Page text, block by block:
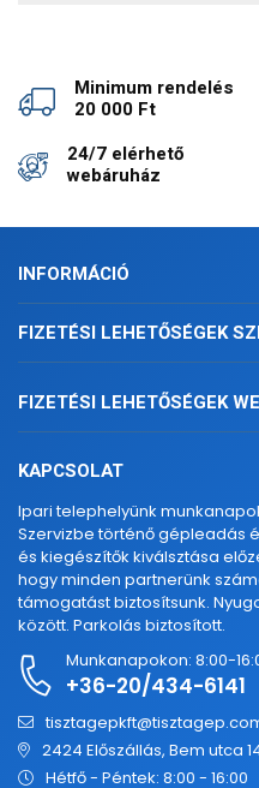
Minimum rendelés
20 000 Ft
24/7 elérhető
webáruház
INFORMÁCIÓ
FIZETÉSI LEHETŐSÉGEK
FIZETÉSI LEHETŐSÉGEK
KAPCSOLAT
Ipari telephelyünk
Szervizbe történő gépleadás
és kiegészítők kiválsztása
hogy minden partnerünk
támogatást biztosítsunk.
között. Parkolás biztosított.
Munkanapokon: 8:00-
+36-20/434-6141
2424 Előszállás, Bem utca
Hétfő - Péntek: 8:00 - 16:00